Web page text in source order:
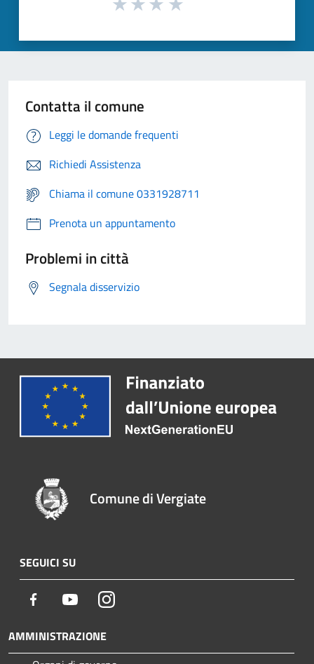
Contatta il comune
Leggi le domande frequenti
Richiedi Assistenza
Chiama il comune 0331928711
Prenota un appuntamento
Problemi in città
Segnala disservizio
Comune di Vergiate
SEGUICI SU
Facebook YoutubeInstagram
AMMINISTRAZIONE